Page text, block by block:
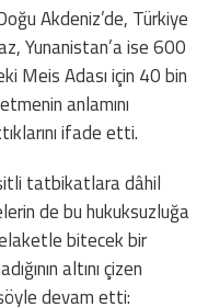
Akdeniz’de, Türkiye
Yunanistan’a ise 600
Meis Adası için 40 bin
anlamını
ifade etti.
tatbikatlara dâhil
de bu hukuksuzluğa
bitecek bir
altını çizen
devam etti: